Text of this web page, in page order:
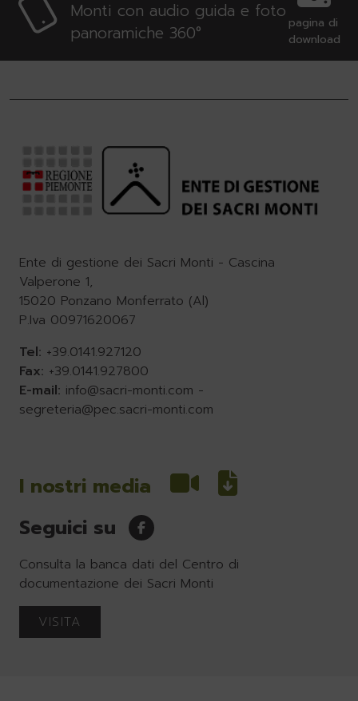
Monti con audio guida e foto
panoramiche 360°
pagina di
download
Ente di gestione dei Sacri Monti - Cascina
Valperone 1,
15020 Ponzano Monferrato (Al)
P.Iva 00971620067
Tel: +39.0141.927120
Fax: +39.0141.927800
E-mail: info@sacri-monti.com -
segreteria@pec.sacri-monti.com
I nostri media
Seguici su
Consulta la banca dati del Centro di
documentazione dei Sacri Monti
VISITA